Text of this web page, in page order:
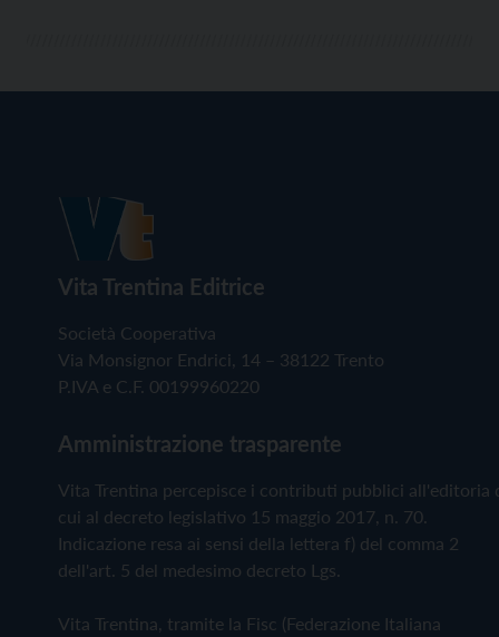
Vita Trentina Editrice
Società Cooperativa
Via Monsignor Endrici, 14 – 38122 Trento
P.IVA e C.F. 00199960220
Amministrazione trasparente
Vita Trentina percepisce i contributi pubblici all'editoria
cui al decreto legislativo 15 maggio 2017, n. 70.
Indicazione resa ai sensi della lettera f) del comma 2
dell'art. 5 del medesimo decreto Lgs.
Vita Trentina, tramite la Fisc (Federazione Italiana